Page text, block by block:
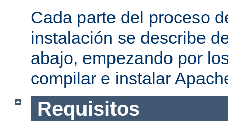
Cada parte del proceso
instalación se describe
abajo, empezando por
compilar e instalar
Requisitos